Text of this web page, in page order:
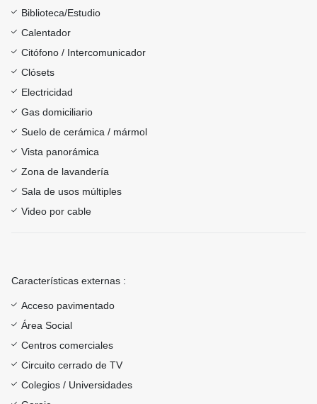
Biblioteca/Estudio
Calentador
Citófono / Intercomunicador
Clósets
Electricidad
Gas domiciliario
Suelo de cerámica / mármol
Vista panorámica
Zona de lavandería
Sala de usos múltiples
Video por cable
Características externas :
Acceso pavimentado
Área Social
Centros comerciales
Circuito cerrado de TV
Colegios / Universidades